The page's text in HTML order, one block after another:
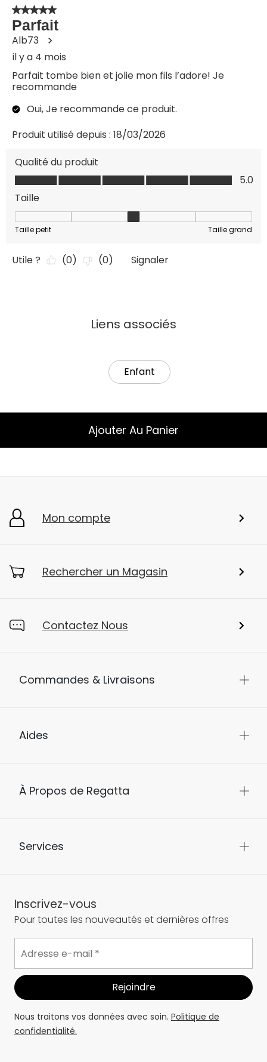
Liens associés
Enfant
Ajouter Au Panier
Mon compte
Rechercher un Magasin
Contactez Nous
Commandes & Livraisons
Aides
À Propos de Regatta
Services
Inscrivez-vous
Pour toutes les nouveautés et dernières offres
Nous traitons vos données avec soin. Politique de
confidentialité.